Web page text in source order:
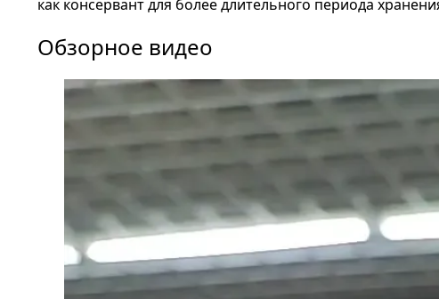
как консервант для более длительного периода
Обзорное видео